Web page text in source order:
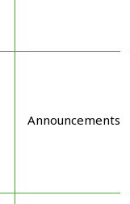
Announcements